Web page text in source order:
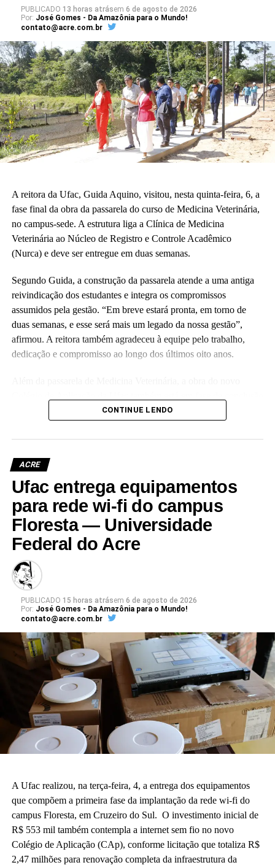
PUBLICADO 13 horas atrásem 6 de agosto de 2026
Por: José Gomes - Da Amazônia para o Mundo!
contato@acre.com.br
A reitora da Ufac, Guida Aquino, visitou, nesta quinta-feira, 6, a
fase final da obra da passarela do curso de Medicina Veterinária,
no campus-sede. A estrutura liga a Clínica de Medicina
Veterinária ao Núcleo de Registro e Controle Acadêmico
(Nurca) e deve ser entregue em duas semanas.
Segundo Guida, a construção da passarela atende a uma antiga
reivindicação dos estudantes e integra os compromissos
assumidos pela gestão. “Em breve estará pronta, em torno de
duas semanas, e esse será mais um legado da nossa gestão”,
afirmou. A reitora também agradeceu à equipe pelo trabalho,
dedicação e compromisso ao longo dos últimos oito anos.
e deve ser entregue em breve.
superior da Ufac.
Leia Mais: UFAC
CONTINUE LENDO
ACRE
Ufac entrega equipamentos
para rede wi-fi do campus
Floresta — Universidade
Federal do Acre
PUBLICADO 15 horas atrásem 6 de agosto de 2026
Por: José Gomes - Da Amazônia para o Mundo!
contato@acre.com.br
A Ufac realizou, na terça-feira, 4, a entrega dos equipamentos
que compõem a primeira fase da implantação da rede wi-fi do
campus Floresta, em Cruzeiro do Sul. O investimento inicial de
R$ 553 mil também contempla a internet sem fio no novo
Colégio de Aplicação (CAp), conforme licitação que totaliza R$
2,47 milhões para renovação completa da infraestrutura da